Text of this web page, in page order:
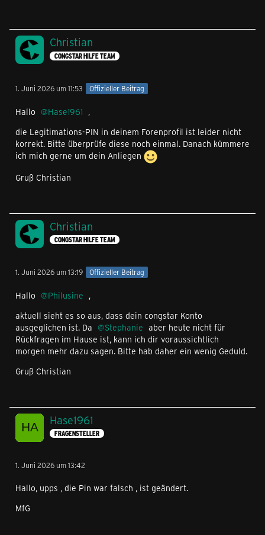
Christian
CONGSTAR HILFE TEAM
1. Juni 2026 um 11:53 Offizieller Beitrag
Hallo Hase1961 ,
die Legitimations-PIN in deinem Forenprofil ist leider nicht
korrekt. Bitte überprüfe diese noch einmal. Danach kümmere
ich mich gerne um dein Anliegen
Gruß Christian
Christian
CONGSTAR HILFE TEAM
1. Juni 2026 um 13:19 Offizieller Beitrag
Hallo Philusine ,
aktuell sieht es so aus, dass dein congstar Konto
ausgeglichen ist. Da
Stephanie aber heute nicht für
Rückfragen im Hause ist, kann ich dir voraussichtlich
morgen mehr dazu sagen. Bitte hab daher ein wenig Geduld.
Gruß Christian
Hase1961
FRAGENSTELLER
1. Juni 2026 um 13:42
Hallo, upps , die Pin war falsch , ist geändert.
MfG